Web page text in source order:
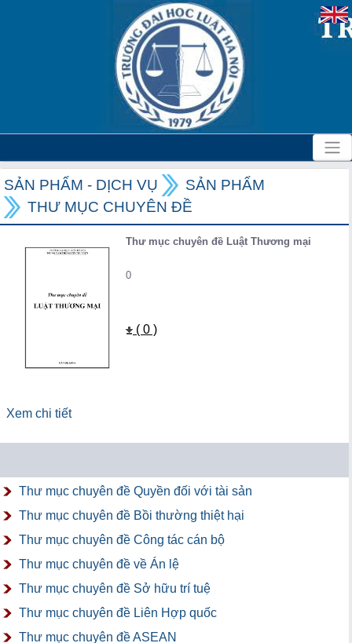
SẢN PHẨM - DỊCH VỤ
SẢN PHẨM
THƯ MỤC CHUYÊN ĐỀ
Thư mục chuyên đề Luật Thương mại
0
( 0 )
Xem chi tiết
Thư mục chuyên đề Quyền đối với tài sản
Thư mục chuyên đề Bồi thường thiệt hại
Thư mục chuyên đề Công tác cán bộ
Thư mục chuyên đề về Án lệ
Thư mục chuyên đề Sở hữu trí tuệ
Thư mục chuyên đề Liên Hợp quốc
Thư mục chuyên đề ASEAN